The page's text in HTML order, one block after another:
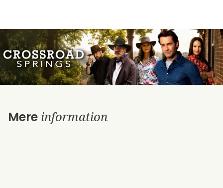
Mere information